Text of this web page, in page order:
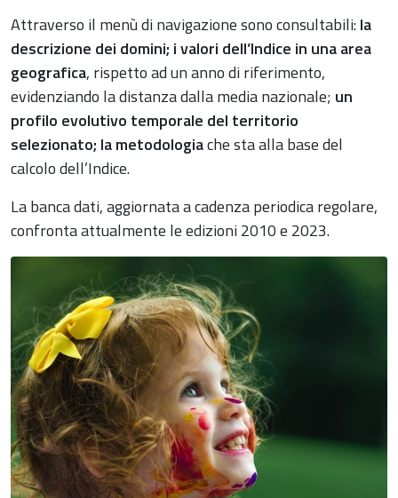
Attraverso il menù di navigazione sono consultabili:la
descrizione dei domini; i valori dell’Indice in una area
geografica, rispetto ad un anno di riferimento,
evidenziando la distanza dalla media nazionale; un
profilo evolutivo temporale del territorio
selezionato; la metodologiache sta alla base del
calcolo dell’Indice.
La banca dati, aggiornata a cadenza periodica regolare,
confronta attualmente le edizioni 2010 e 2023.